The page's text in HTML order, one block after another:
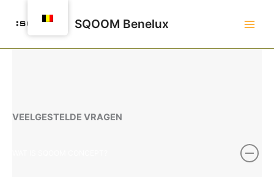
naar
inhoud
SQOOM Benelux
VEELGESTELDE VRAGEN